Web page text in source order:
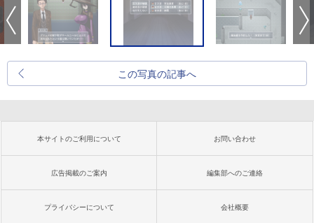
この写真の記事へ
本サイトのご利用について お問い合わせ
広告掲載のご案内 編集部へのご連絡
プライバシーについて 会社概要